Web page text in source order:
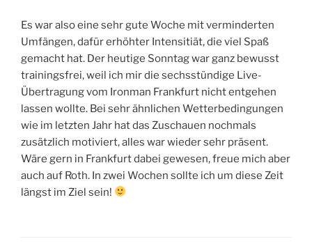
Es war also eine sehr gute Woche mit verminderten
Umfängen, dafür erhöhter Intensitiät, die viel Spaß
gemacht hat. Der heutige Sonntag war ganz bewusst
trainingsfrei, weil ich mir die sechsstündige Live-
Übertragung vom Ironman Frankfurt nicht entgehen
lassen wollte. Bei sehr ähnlichen Wetterbedingungen
wie im letzten Jahr hat das Zuschauen nochmals
zusätzlich motiviert, alles war wieder sehr präsent.
Wäre gern in Frankfurt dabei gewesen, freue mich aber
auch auf Roth. In zwei Wochen sollte ich um diese Zeit
längst im Ziel sein!